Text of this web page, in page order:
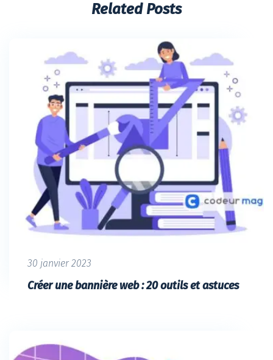
Related Posts
30 janvier 2023
Créer une bannière web : 20 outils et astuces